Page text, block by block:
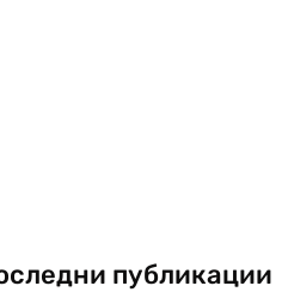
публикации